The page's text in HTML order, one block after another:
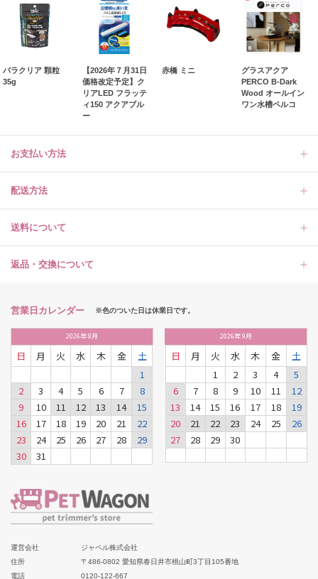
パラクリア 顆粒
35g
【2026年７月31日
価格改定予定】ク
リアLED フラッテ
ィ150 アクアブル
ー
赤橋 ミニ
グラスアクア
PERCO B-Dark
Wood オールイン
ワン水槽ペルコ
お支払い方法
配送方法
送料について
返品・交換について
営業日カレンダー ※色のついた日は休業日です。
2026年8月
日 月 火 水 木 金
土
1
2
3 4 5 6 7
8
9
10 11 12 13 14
15
16
17 18 19 20 21
22
23
24 25 26 27 28
29
30
31
2026年9月
日 月 火 水 木 金
土
1
2 3 4
5
6
7 8 9 10 11
12
13
14 15 16 17 18
19
20
21 22 23 24 25
26
27
28 29 30
運営会社
ジャペル株式会社
住所
〒486-0802 愛知県春日井市桃山町3丁目105番地
電話
0120-122-667